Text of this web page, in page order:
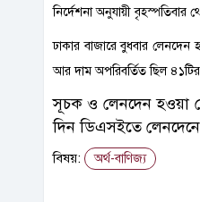
নির্দেশনা অনুযায়ী
ঢাকার বাজারে বুধবার
আর দাম অপরিবর্তিত ছিল
সূচক ও লেনদেন হওয়া
দিন ডিএসইতে
বিষয়: অর্থ-বাণিজ্য